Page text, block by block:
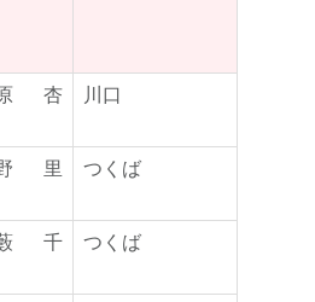
杏
川口
里
つくば
千
つくば